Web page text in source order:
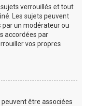
verrouillés et tout
Les sujets peuvent
un modérateur ou
accordées par
vos propres
être associées